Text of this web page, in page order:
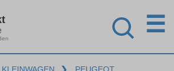
☰
KLEINWAGEN ❯ PEUGEOT